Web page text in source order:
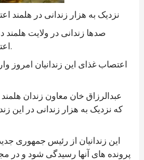
نزدیک به هزار زندانی در هلمند
صدها زندانی در ولایت هلمند
اعتصاب غذایی کردند.
اعتصاب غذای این زندانیان امروز
عبدالرزاق خان معاون زندان
که نزدیک به هزار زندانی در این
این زندانیان از رئیس جمهوری
پرونده های آنها رسیدگی شود و در